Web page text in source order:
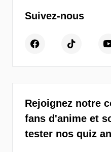
Suivez-nous
Rejoignez notre
fans d'anime et
tester nos quiz